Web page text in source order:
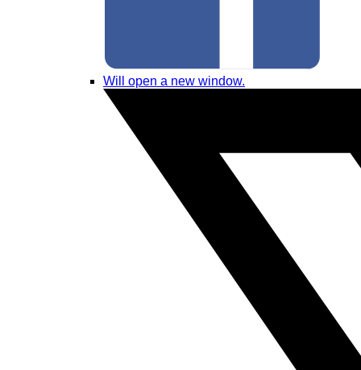
Will open a new window.